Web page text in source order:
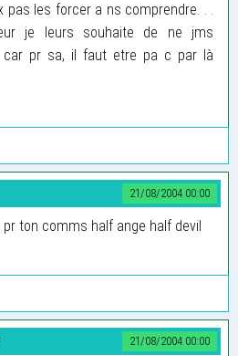
pas les forcer a ns comprendre. . .
je leurs souhaite de ne jms
car pr sa, il faut etre pa c par là
21/08/2004 00:00
ton comms half ange half devil
21/08/2004 00:00